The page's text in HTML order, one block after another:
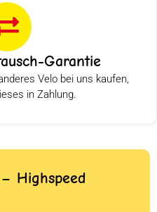
Garantie
Velo bei uns kaufen,
in Zahlung.
Highspeed